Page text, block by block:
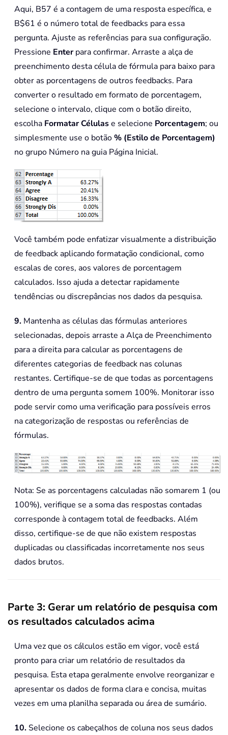
Aqui, B57 é a contagem de uma resposta específica, e
B$61 é o número total de feedbacks para essa
pergunta. Ajuste as referências para sua configuração.
Pressione Enterpara confirmar. Arraste a alça de
preenchimento desta célula de fórmula para baixo para
obter as porcentagens de outros feedbacks. Para
converter o resultado em formato de porcentagem,
selecione o intervalo, clique com o botão direito,
escolha Formatar Célulase selecione Porcentagem; ou
simplesmente use o botão% (Estilo de Porcentagem)
no grupo Número na guia Página Inicial.
Você também pode enfatizar visualmente a distribuição
de feedback aplicando formatação condicional, como
escalas de cores, aos valores de porcentagem
calculados. Isso ajuda a detectar rapidamente
tendências ou discrepâncias nos dados da pesquisa.
9. Mantenha as células das fórmulas anteriores
selecionadas, depois arraste a Alça de Preenchimento
para a direita para calcular as porcentagens de
diferentes categorias de feedback nas colunas
restantes. Certifique-se de que todas as porcentagens
dentro de uma pergunta somem 100%. Monitorar isso
pode servir como uma verificação para possíveis erros
na categorização de respostas ou referências de
fórmulas.
Nota: Se as porcentagens calculadas não somarem 1 (ou
100%), verifique se a soma das respostas contadas
corresponde à contagem total de feedbacks. Além
disso, certifique-se de que não existem respostas
duplicadas ou classificadas incorretamente nos seus
dados brutos.
Parte 3: Gerar um relatório de pesquisa com
os resultados calculados acima
Uma vez que os cálculos estão em vigor, você está
pronto para criar um relatório de resultados da
pesquisa. Esta etapa geralmente envolve reorganizar e
apresentar os dados de forma clara e concisa, muitas
vezes em uma planilha separada ou área de sumário.
10. Selecione os cabeçalhos de coluna nos seus dados